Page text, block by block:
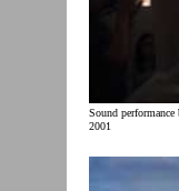
Sound
2001